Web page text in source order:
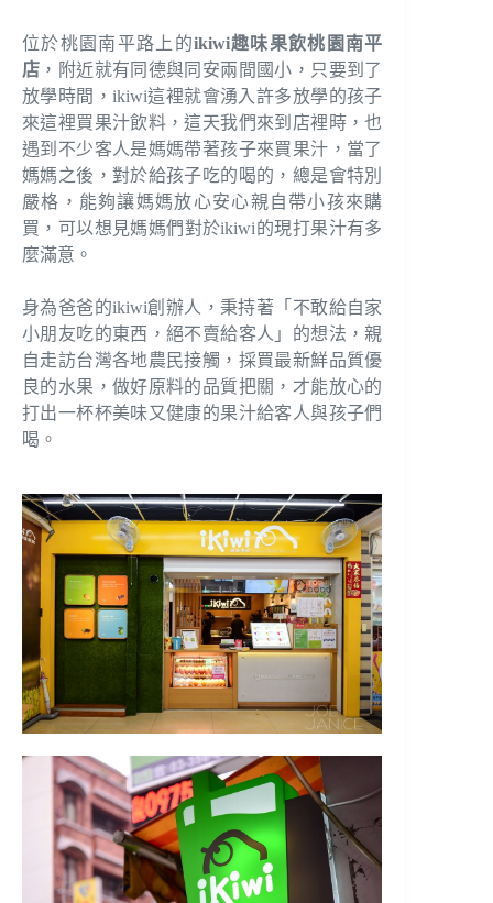
位於桃園南平路上的ikiwi趣味果飲桃園南平
店 ，附近就有同德與同安兩間國小，只要到了
放學時間，ikiwi這裡就會湧入許多放學的孩子
來這裡買果汁飲料，這天我們來到店裡時，也
遇到不少客人是媽媽帶著孩子來買果汁，當了
媽媽之後，對於給孩子吃的喝的，總是會特別
嚴格，能夠讓媽媽放心安心親自帶小孩來購
買，可以想見媽媽們對於ikiwi的現打果汁有多
麼滿意。
身為爸爸的ikiwi創辦人，秉持著「不敢給自家
小朋友吃的東西，絕不賣給客人」的想法，親
自走訪台灣各地農民接觸，採買最新鮮品質優
良的水果，做好原料的品質把關，才能放心的
打出一杯杯美味又健康的果汁給客人與孩子們
喝。